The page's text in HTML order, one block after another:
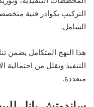
التركيب بكوادر فنية
الشامل.
هذا النهج المتكامل
التنفيذ ويقلل من احتمالية
متعددة.